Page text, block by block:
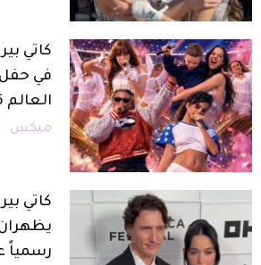
كاتي
في
العالم 2026 في أمريكا
ميكس
كاتي
رسمياً